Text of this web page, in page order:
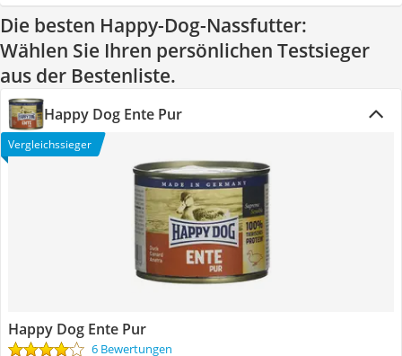
Die besten Happy-Dog-Nassfutter:
Wählen Sie Ihren persönlichen Testsieger
aus der Bestenliste.
Happy Dog Ente Pur
Vergleichssieger
Happy Dog Ente Pur
6 Bewertungen